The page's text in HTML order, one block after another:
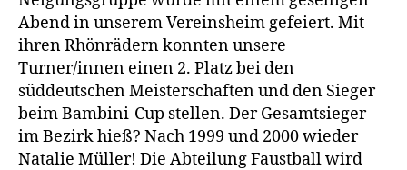
Abend in unserem Vereinsheim gefeiert. Mit
ihren Rhönrädern konnten unsere
Turner/innen einen 2. Platz bei den
süddeutschen Meisterschaften und den Sieger
beim Bambini-Cup stellen. Der Gesamtsieger
im Bezirk hieß? Nach 1999 und 2000 wieder
Natalie Müller! Die Abteilung Faustball wird